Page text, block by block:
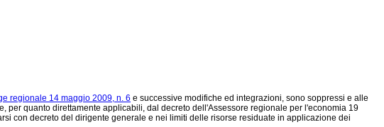
regionale 14 maggio 2009, n. 6 e successive modifiche ed integrazioni, sono soppressi e alle
quanto direttamente applicabili, dal decreto dell'Assessore regionale per l'economia 19
con decreto del dirigente generale e nei limiti delle risorse residuate in applicazione dei